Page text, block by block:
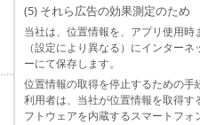
(5) それら広告の効果測定のため
当社は、位置情報を、アプリ使用
（設定により異なる）にインター
ーにて保存します。
位置情報の取得を停止するための手
利用者は、当社が位置情報を取得
フトウェアを内蔵するスマートフ